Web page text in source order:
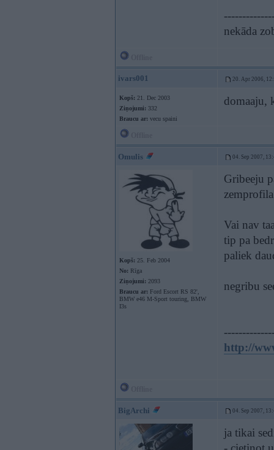
nekāda
ivars001 20. Apr 2006,
Kopš: 21. Dec 2003
Ziņojumi: 332
Braucu ar: vecu spaini
domaaju,
Omulis 04. Sep 2007,
Kopš: 25. Feb 2004
No: Rīga
Ziņojumi: 2093
Braucu ar: Ford Escort RS 82',
BMW e46 M-Sport touring, BMW
I3s
Gribeeju
Vai nav
tip pa
paliek
negribu
http://
BigArchi 04. Sep 2007,
ja tikai